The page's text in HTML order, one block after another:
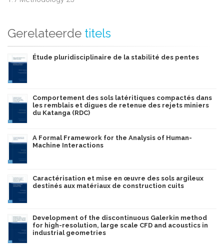
Gerelateerde titels
Étude pluridisciplinaire de la stabilité des pentes
Comportement des sols latéritiques compactés dans
les remblais et digues de retenue des rejets miniers
du Katanga (RDC)
A Formal Framework for the Analysis of Human-
Machine Interactions
Caractérisation et mise en œuvre des sols argileux
destinés aux matériaux de construction cuits
Development of the discontinuous Galerkin method
for high-resolution, large scale CFD and acoustics in
industrial geometries